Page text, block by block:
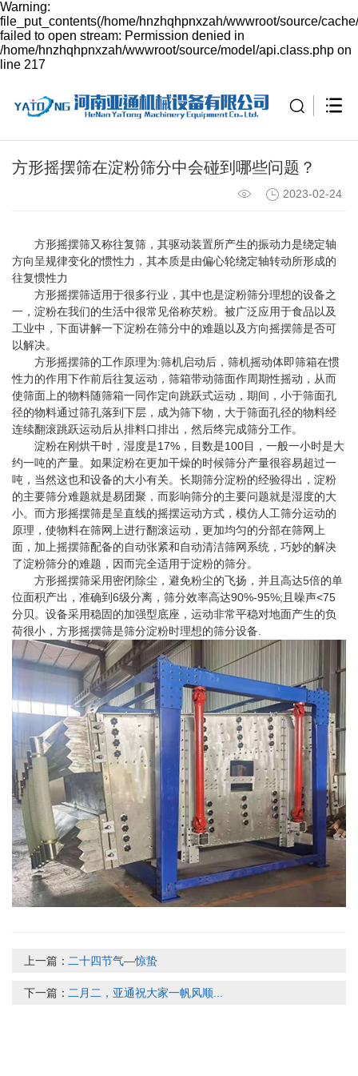
Warning:
file_put_contents(/home/hnzhqhpnxzah/wwwroot/source/
failed to open stream: Permission denied in
/home/hnzhqhpnxzah/wwwroot/source/model/api.class.php on
line 217
方形摇摆筛在淀粉筛分中会碰到哪些问题？
2023-02-24
方形摇摆筛又称往复筛，其驱动装置所产生的振动力是绕定轴
方向呈规律变化的惯性力，其本质是由偏心轮绕定轴转动所形成的
往复惯性力
方形摇摆筛适用于很多行业，其中也是淀粉筛分理想的设备之
一，淀粉在我们的生活中很常见俗称芡粉。被广泛应用于食品以及
工业中，下面讲解一下淀粉在筛分中的难题以及方向摇摆筛是否可
以解决。
方形摇摆筛的工作原理为:筛机启动后，筛机摇动体即筛箱在惯
性力的作用下作前后往复运动，筛箱带动筛面作周期性摇动，从而
使筛面上的物料随筛箱一同作定向跳跃式运动，期间，小于筛面孔
径的物料通过筛孔落到下层，成为筛下物，大于筛面孔径的物料经
连续翻滚跳跃运动后从排料口排出，然后终完成筛分工作。
淀粉在刚烘干时，湿度是17%，目数是100目，一般一小时是大
约一吨的产量。如果淀粉在更加干燥的时候筛分产量很容易超过一
吨，当然这也和设备的大小有关。长期筛分淀粉的经验得出，淀粉
的主要筛分难题就是易团聚，而影响筛分的主要问题就是湿度的大
小。而方形摇摆筛是呈直线的摇摆运动方式，模仿人工筛分运动的
原理，使物料在筛网上进行翻滚运动，更加均匀的分部在筛网上
面，加上摇摆筛配备的自动张紧和自动清洁筛网系统，巧妙的解决
了淀粉筛分的难题，因而完全适用于淀粉的筛分。
方形摇摆筛采用密闭除尘，避免粉尘的飞扬，并且高达5倍的单
位面积产出，准确到6级分离，筛分效率高达90%-95%;且噪声<75
分贝。设备采用稳固的加强型底座，运动非常平稳对地面产生的负
荷很小， 方形摇摆筛是筛分淀粉时理想的筛分设备.
上一篇：二十四节气—惊蛰
下一篇：二月二，亚通祝大家一帆风顺...